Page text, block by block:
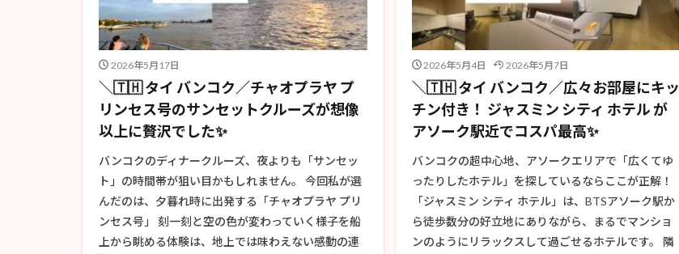
2026年5月17日
＼🇹🇭 タイ バンコク／チャオプラヤ プ
リンセス号のサンセットクルーズが想像
以上に贅沢でした✨
バンコクのディナークルーズ、夜よりも「サンセッ
ト」の時間帯が狙い目かもしれません。 今回私が選
んだのは、夕暮れ時に出発する「チャオプラヤ プリ
ンセス号」 刻一刻と空の色が変わっていく様子を船
上から眺める体験は、地上では味わえない感動の連
2026年5月4日 2026年5月7日
＼🇹🇭 タイ バンコク／広々お部屋にキッ
チン付き！ ジャスミン シティ ホテル が
アソーク駅近でコスパ最高✨
バンコクの超中心地、アソークエリアで「広くてゆ
ったりしたホテル」を探しているならここが正解！
「ジャスミン シティ ホテル」は、BTSアソーク駅か
ら徒歩数分の好立地にありながら、まるでマンショ
ンのようにリラックスして過ごせるホテルです。 隣